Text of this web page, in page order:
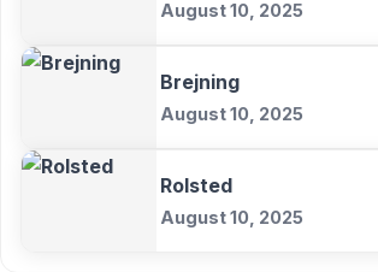
August 10, 2025
Brejning
August 10, 2025
Rolsted
August 10, 2025